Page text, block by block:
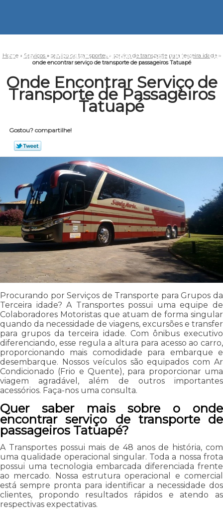
HOME EMPRESA MISSÃO SERVIÇOS
Home » Serviços » serviço de transportes » serviço de transporte para terceira idade »
onde encontrar serviço de transporte de passageiros Tatuapé
Onde Encontrar Serviço de
Transporte de Passageiros
Tatuapé
Gostou? compartilhe!
Procurando por Serviços de Transporte para Grupos da
Terceira idade? A Transportes possui uma equipe de
Colaboradores Motoristas que atuam de forma singular
quando da necessidade de viagens, excursões e transfer
para grupos da terceira idade. Com ônibus executivo
diferenciando, esse regula a altura para acesso ao carro,
proporcionando mais comodidade para embarque e
desembarque. Nossos veículos são equipados com Ar
Condicionado (Frio e Quente), para proporcionar uma
viagem agradável, além de outros importantes
acessórios. Faça-nos uma consulta.
Quer saber mais sobre o onde
encontrar serviço de transporte de
passageiros Tatuapé?
A Transportes possui mais de 48 anos de história, com
uma qualidade operacional singular. Toda a nossa frota
possui uma tecnologia embarcada diferenciada frente
ao mercado. Nossa estrutura operacional e comercial
está sempre pronta para identificar a necessidade dos
clientes, propondo resultados rápidos e atendo as
respectivas expectativas.